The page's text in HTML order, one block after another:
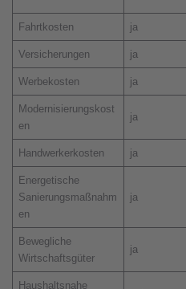
Fahrtkosten ja
Versicherungen ja
Werbekosten ja
Modernisierungskost
en
ja
Handwerkerkosten ja
Energetische
Sanierungsmaßnahm
en
ja
Bewegliche
Wirtschaftsgüter
ja
Haushaltsnahe